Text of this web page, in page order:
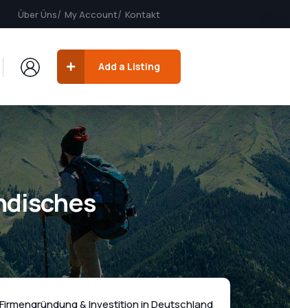
Über Üns My Account Kontakt
Add a Listing
Firmengründung & Investition in Deutschland